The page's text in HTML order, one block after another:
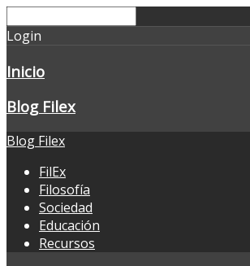
Login
Inicio
Blog Filex
Blog Filex
FilEx
Filosofía
Sociedad
Educación
Recursos